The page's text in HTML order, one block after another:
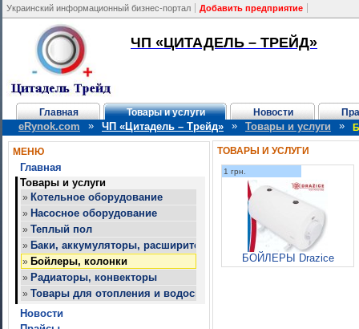
Украинский информационный бизнес-портал Добавить предприятие
ЧП «ЦИТАДЕЛЬ – ТРЕЙД»
Главная Товары и услуги Новости
eRynok.com » ЧП «Цитадель – Трейд» » Товары и услуги »
МЕНЮ
Главная
Товары и услуги
» Котельное оборудование
» Насосное оборудование
» Теплый пол
» Баки, аккумуляторы, расширительные баки
» Бойлеры, колонки
» Радиаторы, конвекторы
» Товары для отопления и водоснабжения
Новости
ТОВАРЫ И УСЛУГИ
1 грн.
БОЙЛЕРЫ Drazice